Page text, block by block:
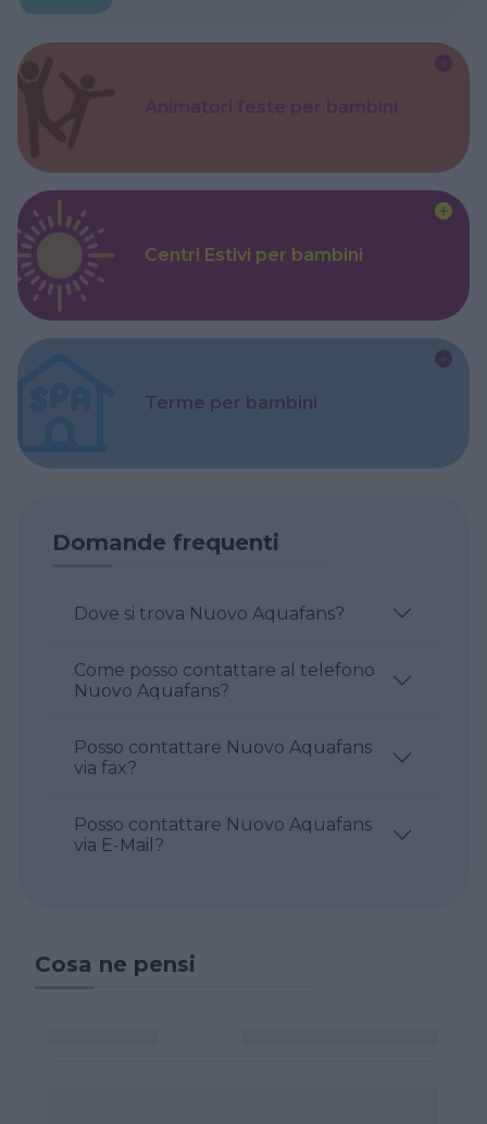
Centri Estivi per bambini
Terme per bambini
Domande frequenti
Dove si trova Nuovo Aquafans?
Come posso contattare al telefono
Nuovo Aquafans?
Posso contattare Nuovo Aquafans
via fax?
Posso contattare Nuovo Aquafans
via E-Mail?
Cosa ne pensi